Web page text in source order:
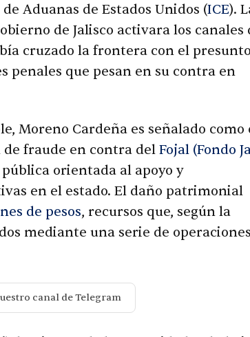
Aduanas de Estados Unidos (ICE).
de Jalisco activara los canales
cruzado la frontera con el presunto
penales que pesan en su contra en
Moreno Cardeña es señalado como
de fraude en contra del Fojal (Fondo
orientada al apoyo y
en el estado. El daño patrimonial
de pesos, recursos que, según la
mediante una serie de operaciones
canal de Telegram